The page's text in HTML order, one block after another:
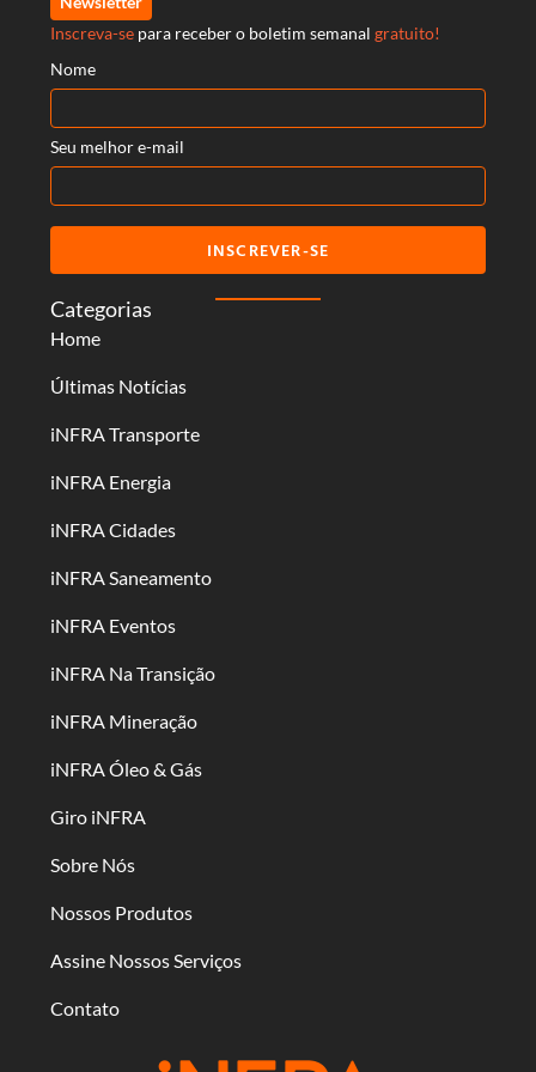
Categorias
Home
Últimas Notícias
iNFRA Transporte
iNFRA Energia
iNFRA Cidades
iNFRA Saneamento
iNFRA Eventos
iNFRA Na Transição
iNFRA Mineração
iNFRA Óleo & Gás
Giro iNFRA
Sobre Nós
Nossos Produtos
Assine Nossos Serviços
Contato
Inscreva-se para receber o boletim semanal gratuito!
Nome
Seu melhor e-mail
INSCREVER-SE